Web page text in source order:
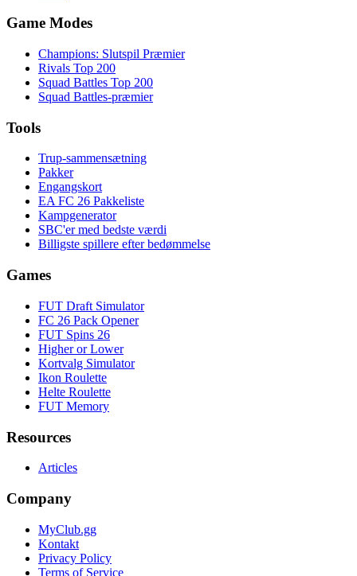
Game Modes
Champions: Slutspil Præmier
Rivals Top 200
Squad Battles Top 200
Squad Battles-præmier
Tools
Trup-sammensætning
Pakker
Engangskort
EA FC 26 Pakkeliste
Kampgenerator
SBC'er med bedste værdi
Billigste spillere efter bedømmelse
Games
FUT Draft Simulator
FC 26 Pack Opener
FUT Spins 26
Higher or Lower
Kortvalg Simulator
Ikon Roulette
Helte Roulette
FUT Memory
Resources
Articles
Company
MyClub.gg
Kontakt
Privacy Policy
Terms of Service